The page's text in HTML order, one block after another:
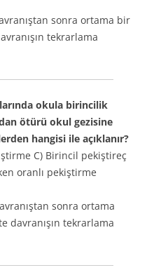
sonra ortama bir
tekrarlama
okula birincilik
ötürü okul gezisine
hangisi ile açıklanır?
C) Birincil pekiştireç
oranlı pekiştirme
sonra ortama
davranışın tekrarlama